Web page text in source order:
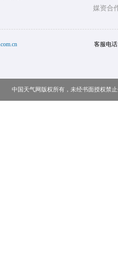
媒资合
客服电
中国天气网版权所有，未经书面授权